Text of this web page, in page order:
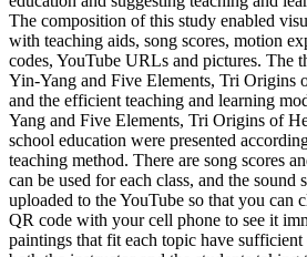
The composition of this study enabled
with teaching aids, song scores, motion
codes, YouTube URLs and pictures. The
Yin-Yang and Five Elements, Tri Origins
and the efficient teaching and learning
Yang and Five Elements, Tri Origins of
school education were presented
teaching method. There are song scores
can be used for each class, and the sound
uploaded to the YouTube so that you can
QR code with your cell phone to see it
paintings that fit each topic have